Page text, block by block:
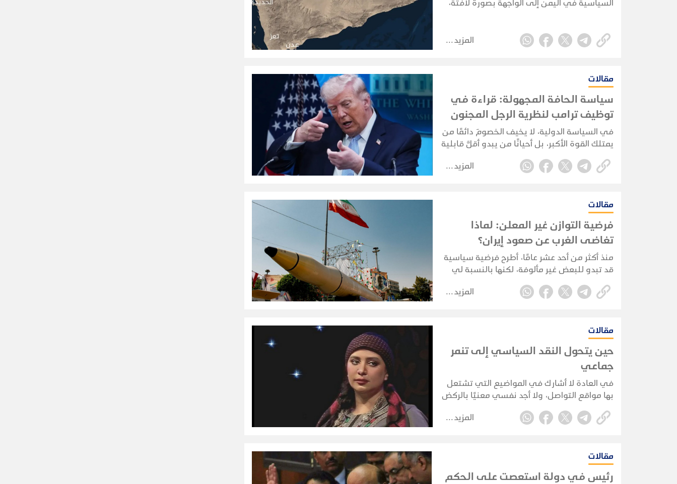
السياسية في اليمن إلى الواجهة بصورة لافتة،
وتفاهمات محتملة بين الولايات المتحدة وإيران.
المزيد
مقالات
سياسة الحافة المجهولة: قراءة في
توظيف ترامب لنظرية الرجل المجنون
في السياسة الدولية، لا يخيف الخصومَ دائمًا من
يمتلك القوة الأكبر، بل أحيانًا من يبدو أقلَّ قابلية
المزيد
مقالات
فرضية التوازن غير المعلن: لماذا
تغاضى الغرب عن صعود إيران؟
منذ أكثر من أحد عشر عامًا، أطرح فرضية سياسية
قد تبدو للبعض غير مألوفة، لكنها بالنسبة لي
الأحداث في الشرق الأوسط خلال العقود الأخيرة.
المزيد
مقالات
حين يتحول النقد السياسي إلى تنمر
جماعي
في العادة لا أشارك في المواضيع التي تشتعل
بها مواقع التواصل، ولا أجد نفسي معنيًا بالركض
ضجيج الحشود غالبًا ما يطغى على الجوانب
المزيد
مقالات
رئيس في دولة استعصت على الحكم